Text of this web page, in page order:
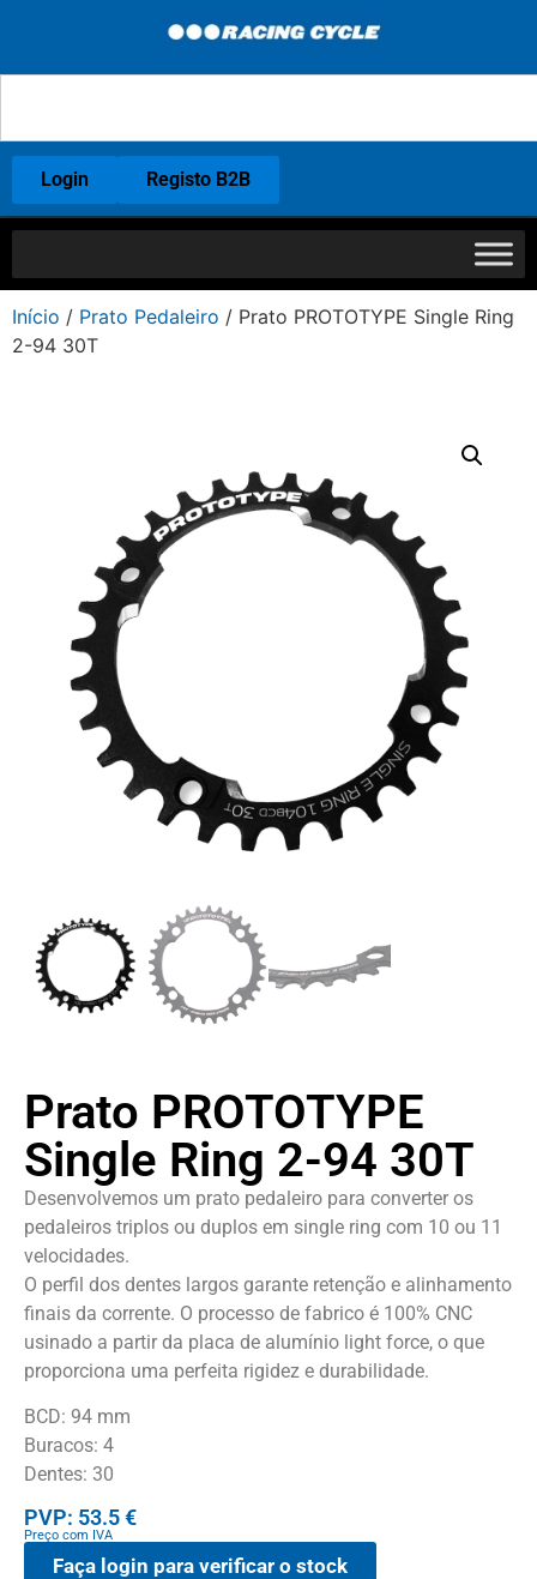
Login Registo B2B
Início / Prato Pedaleiro / Prato PROTOTYPE Single Ring
2-94 30T
Prato PROTOTYPE
Single Ring 2-94 30T
Desenvolvemos um prato pedaleiro para converter os
pedaleiros triplos ou duplos em single ring com 10 ou 11
velocidades.
O perfil dos dentes largos garante retenção e alinhamento
finais da corrente. O processo de fabrico é 100% CNC
usinado a partir da placa de alumínio light force, o que
proporciona uma perfeita rigidez e durabilidade.
BCD: 94 mm
Buracos: 4
Dentes: 30
PVP: 53.5 €
Preço com IVA
Faça login para verificar o stock